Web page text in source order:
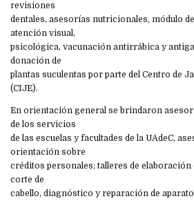
revisiones
dentales, asesorías nutricionales, módulo
atención visual,
psicológica, vacunación antirrábica y
donación de
plantas suculentas por parte del Centro de
(CIJE).
En orientación general se brindaron
de los servicios
de las escuelas y facultades de la UAdeC,
orientación sobre
créditos personales; talleres de elaboración
corte de
cabello, diagnóstico y reparación de